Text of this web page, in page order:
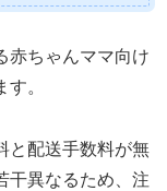
赤ちゃんママ向け
。
と配送手数料が無
干異なるため、注